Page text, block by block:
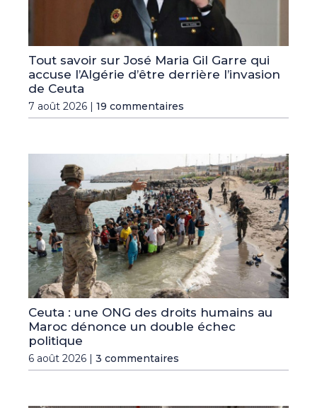
Tout savoir sur José Maria Gil Garre qui
accuse l’Algérie d’être derrière l’invasion
de Ceuta
7 août 2026 | 19 commentaires
Ceuta : une ONG des droits humains au
Maroc dénonce un double échec
politique
6 août 2026 | 3 commentaires